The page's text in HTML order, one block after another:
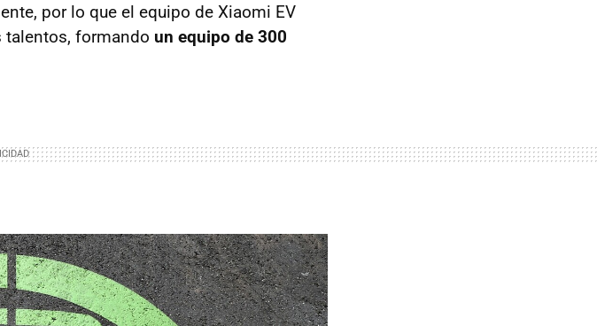
por lo que el equipo de Xiaomi EV
talentos, formando un equipo de 300